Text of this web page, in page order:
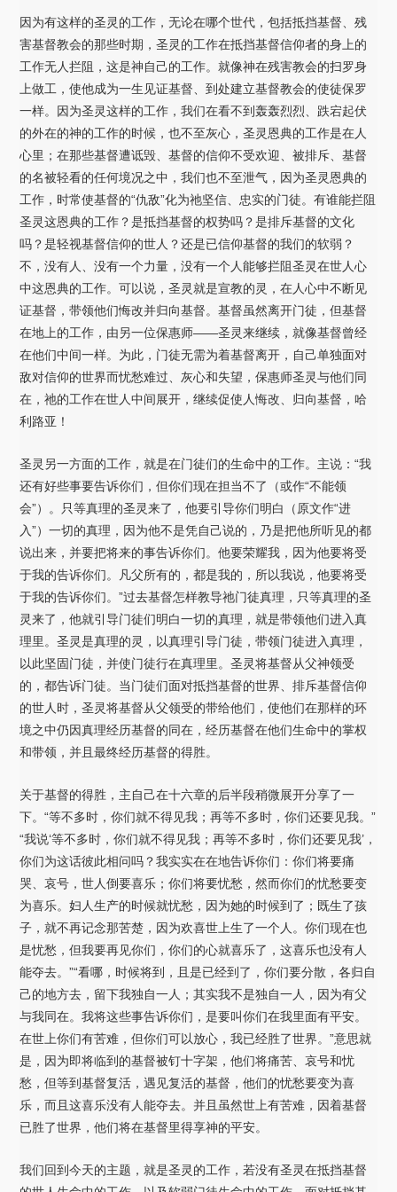
因为有这样的圣灵的工作，无论在哪个世代，包括抵挡基督、残
害基督教会的那些时期，圣灵的工作在抵挡基督信仰者的身上的
工作无人拦阻，这是神自己的工作。就像神在残害教会的扫罗身
上做工，使他成为一生见证基督、到处建立基督教会的使徒保罗
一样。因为圣灵这样的工作，我们在看不到轰轰烈烈、跌宕起伏
的外在的神的工作的时候，也不至灰心，圣灵恩典的工作是在人
心里；在那些基督遭诋毁、基督的信仰不受欢迎、被排斥、基督
的名被轻看的任何境况之中，我们也不至泄气，因为圣灵恩典的
工作，时常使基督的“仇敌”化为祂坚信、忠实的门徒。有谁能拦阻
圣灵这恩典的工作？是抵挡基督的权势吗？是排斥基督的文化
吗？是轻视基督信仰的世人？还是已信仰基督的我们的软弱？
不，没有人、没有一个力量，没有一个人能够拦阻圣灵在世人心
中这恩典的工作。可以说，圣灵就是宣教的灵，在人心中不断见
证基督，带领他们悔改并归向基督。基督虽然离开门徒，但基督
在地上的工作，由另一位保惠师——圣灵来继续，就像基督曾经
在他们中间一样。为此，门徒无需为着基督离开，自己单独面对
敌对信仰的世界而忧愁难过、灰心和失望，保惠师圣灵与他们同
在，祂的工作在世人中间展开，继续促使人悔改、归向基督，哈
利路亚！
圣灵另一方面的工作，就是在门徒们的生命中的工作。主说：“我
还有好些事要告诉你们，但你们现在担当不了（或作“不能领
会”）。只等真理的圣灵来了，他要引导你们明白（原文作“进
入”）一切的真理，因为他不是凭自己说的，乃是把他所听见的都
说出来，并要把将来的事告诉你们。他要荣耀我，因为他要将受
于我的告诉你们。凡父所有的，都是我的，所以我说，他要将受
于我的告诉你们。”过去基督怎样教导祂门徒真理，只等真理的圣
灵来了，他就引导门徒们明白一切的真理，就是带领他们进入真
理里。圣灵是真理的灵，以真理引导门徒，带领门徒进入真理，
以此坚固门徒，并使门徒行在真理里。圣灵将基督从父神领受
的，都告诉门徒。当门徒们面对抵挡基督的世界、排斥基督信仰
的世人时，圣灵将基督从父领受的带给他们，使他们在那样的环
境之中仍因真理经历基督的同在，经历基督在他们生命中的掌权
和带领，并且最终经历基督的得胜。
关于基督的得胜，主自己在十六章的后半段稍微展开分享了一
下。“等不多时，你们就不得见我；再等不多时，你们还要见我。”
“我说‘等不多时，你们就不得见我；再等不多时，你们还要见我’，
你们为这话彼此相问吗？我实实在在地告诉你们：你们将要痛
哭、哀号，世人倒要喜乐；你们将要忧愁，然而你们的忧愁要变
为喜乐。妇人生产的时候就忧愁，因为她的时候到了；既生了孩
子，就不再记念那苦楚，因为欢喜世上生了一个人。你们现在也
是忧愁，但我要再见你们，你们的心就喜乐了，这喜乐也没有人
能夺去。”“看哪，时候将到，且是已经到了，你们要分散，各归自
己的地方去，留下我独自一人；其实我不是独自一人，因为有父
与我同在。我将这些事告诉你们，是要叫你们在我里面有平安。
在世上你们有苦难，但你们可以放心，我已经胜了世界。”意思就
是，因为即将临到的基督被钉十字架，他们将痛苦、哀号和忧
愁，但等到基督复活，遇见复活的基督，他们的忧愁要变为喜
乐，而且这喜乐没有人能夺去。并且虽然世上有苦难，因着基督
已胜了世界，他们将在基督里得享神的平安。
我们回到今天的主题，就是圣灵的工作，若没有圣灵在抵挡基督